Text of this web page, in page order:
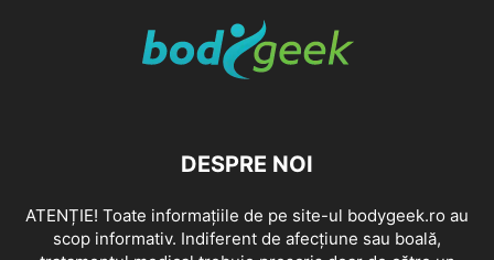
DESPRE NOI
ATENȚIE! Toate informațiile de pe site-ul bodygeek.ro au
scop informativ. Indiferent de afecțiune sau boală,